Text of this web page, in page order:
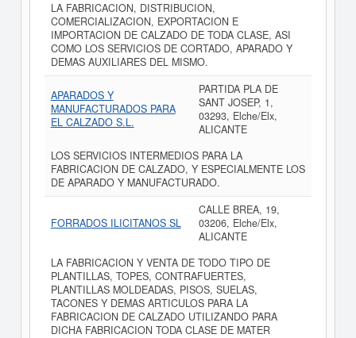
LA FABRICACION, DISTRIBUCION,
COMERCIALIZACION, EXPORTACION E
IMPORTACION DE CALZADO DE TODA CLASE, ASI
COMO LOS SERVICIOS DE CORTADO, APARADO Y
DEMAS AUXILIARES DEL MISMO.
APARADOS Y
MANUFACTURADOS PARA
EL CALZADO S.L.
PARTIDA PLA DE
SANT JOSEP, 1,
03293, Elche/Elx,
ALICANTE
LOS SERVICIOS INTERMEDIOS PARA LA
FABRICACION DE CALZADO, Y ESPECIALMENTE LOS
DE APARADO Y MANUFACTURADO.
FORRADOS ILICITANOS SL
CALLE BREA, 19,
03206, Elche/Elx,
ALICANTE
LA FABRICACION Y VENTA DE TODO TIPO DE
PLANTILLAS, TOPES, CONTRAFUERTES,
PLANTILLAS MOLDEADAS, PISOS, SUELAS,
TACONES Y DEMAS ARTICULOS PARA LA
FABRICACION DE CALZADO UTILIZANDO PARA
DICHA FABRICACION TODA CLASE DE MATER